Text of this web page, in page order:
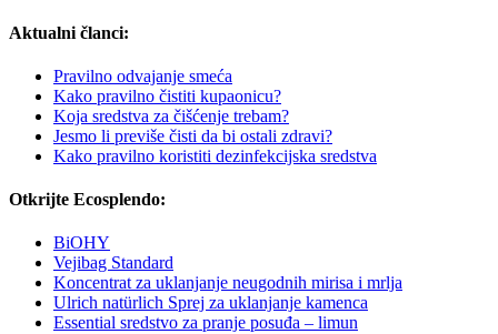
Aktualni članci:
Pravilno odvajanje smeća
Kako pravilno čistiti kupaonicu?
Koja sredstva za čišćenje trebam?
Jesmo li previše čisti da bi ostali zdravi?
Kako pravilno koristiti dezinfekcijska sredstva
Otkrijte Ecosplendo:
BiOHY
Vejibag Standard
Koncentrat za uklanjanje neugodnih mirisa i mrlja
Ulrich natürlich Sprej za uklanjanje kamenca
Essential sredstvo za pranje posuđa – limun